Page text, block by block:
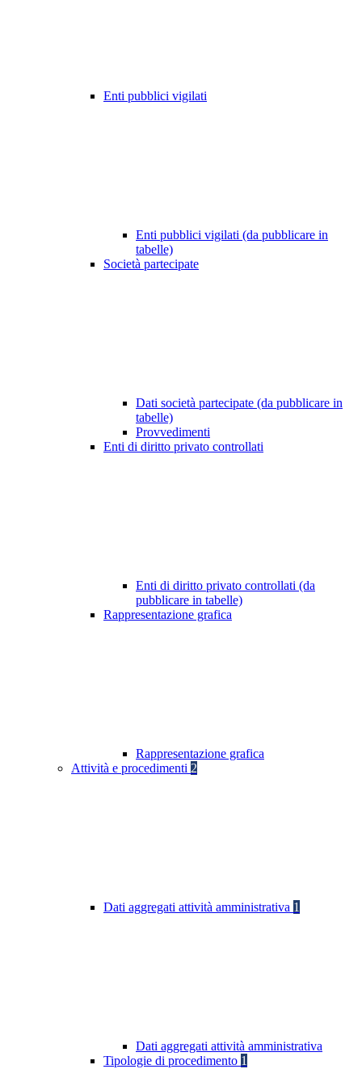
Enti pubblici vigilati
Enti pubblici vigilati (da pubblicare in
tabelle)
Società partecipate
Dati società partecipate (da pubblicare in
tabelle)
Provvedimenti
Enti di diritto privato controllati
Enti di diritto privato controllati (da
pubblicare in tabelle)
Rappresentazione grafica
Rappresentazione grafica
Attività e procedimenti 2
Dati aggregati attività amministrativa 1
Dati aggregati attività amministrativa
Tipologie di procedimento 1